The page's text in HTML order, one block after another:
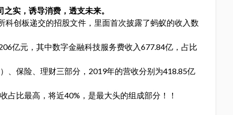
实，诱导消费，透支未来。
创板递交的招股文件，里面首次披露了蚂蚁的收入数
亿元，其中数字金融科技服务费收入677.84亿，占比
、保险、理财三部分，2019年的营收分别为418.85亿
占比最高，将近40%，是最大头的组成部分！！